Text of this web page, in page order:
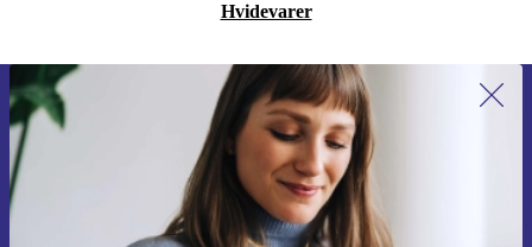
Hvidevarer
Tilmeld dig vores nyhedsbrev for
første gang og spar 115 kr!
Gå aldrig glip af et tilbud igen.